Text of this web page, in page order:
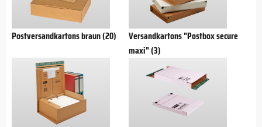
Postversandkartons braun (20)
Versandkartons "Postbox secure
maxi" (3)